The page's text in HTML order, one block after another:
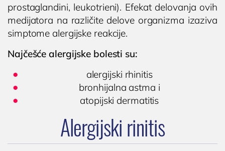
prostaglandini, leukotrieni). Efekat delovanja ovih
medijatora na različite delove organizma izaziva
simptome alergijske reakcije.
Najčešće alergijske bolesti su:
alergijski rhinitis
bronhijalna astma i
atopijski dermatitis
Alergijski rinitis